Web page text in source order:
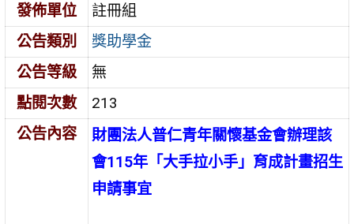
發佈單位
註冊組
公告類別
獎助學金
公告等級
無
點閱次數
213
公告內容
財團法人普仁青年關懷基金會辦理該
會115年「大手拉小手」育成計畫招生
申請事宜